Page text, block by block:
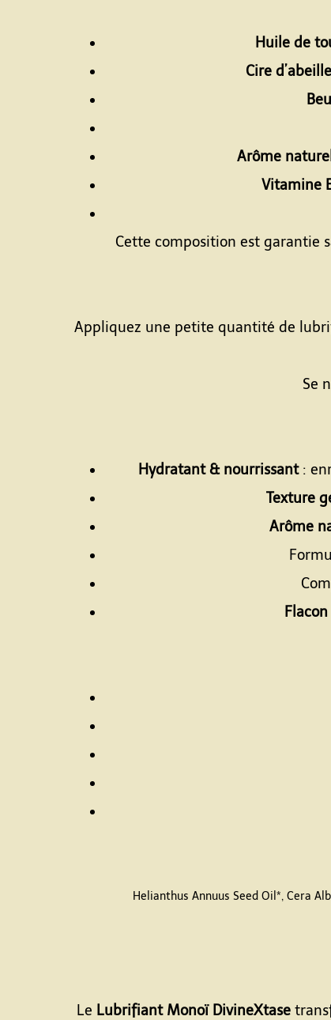
Huile de
Cire
Arôme
Vitamine
Cette composition est garantie
Appliquez une petite quantité de
Se
Hydratant & nourrissant:
Texture
Arôme
Helianthus Annuus Seed Oil*, Cera
Le Lubrifiant Monoï DivineXtase